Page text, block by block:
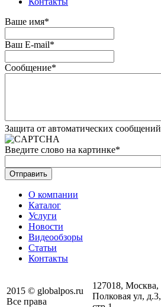
Ваше имя*
Ваш E-mail*
Сообщение*
Защита от автоматических сообщений
Введите слово на картинке*
О компании
Каталог
Услуги
Новости
Видеообзоры
Статьи
Контакты
2015 © globalpos.ru
Все права
127018, Москва,
Полковая ул, д.3,